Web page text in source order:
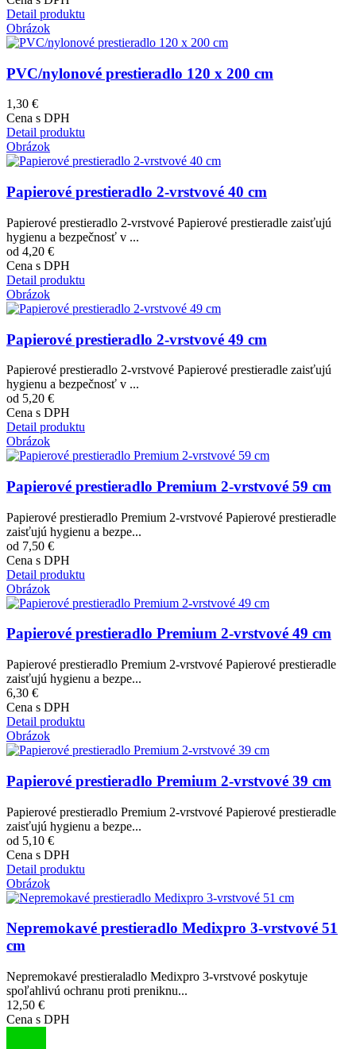
Detail produktu
Obrázok
PVC/nylonové prestieradlo 120 x 200 cm
1,30 €
Cena s DPH
Detail produktu
Obrázok
Papierové prestieradlo 2-vrstvové 40 cm
Papierové prestieradlo 2-vrstvové Papierové prestieradle zaisťujú
hygienu a bezpečnosť v ...
od 4,20 €
Cena s DPH
Detail produktu
Obrázok
Papierové prestieradlo 2-vrstvové 49 cm
Papierové prestieradlo 2-vrstvové Papierové prestieradle zaisťujú
hygienu a bezpečnosť v ...
od 5,20 €
Cena s DPH
Detail produktu
Obrázok
Papierové prestieradlo Premium 2-vrstvové 59 cm
Papierové prestieradlo Premium 2-vrstvové Papierové prestieradle
zaisťujú hygienu a bezpe...
od 7,50 €
Cena s DPH
Detail produktu
Obrázok
Papierové prestieradlo Premium 2-vrstvové 49 cm
Papierové prestieradlo Premium 2-vrstvové Papierové prestieradle
zaisťujú hygienu a bezpe...
6,30 €
Cena s DPH
Detail produktu
Obrázok
Papierové prestieradlo Premium 2-vrstvové 39 cm
Papierové prestieradlo Premium 2-vrstvové Papierové prestieradle
zaisťujú hygienu a bezpe...
od 5,10 €
Cena s DPH
Detail produktu
Obrázok
Nepremokavé prestieradlo Medixpro 3-vrstvové 51
cm
Nepremokavé prestieraladlo Medixpro 3-vrstvové poskytuje
spoľahlivú ochranu proti preniknu...
12,50 €
Cena s DPH